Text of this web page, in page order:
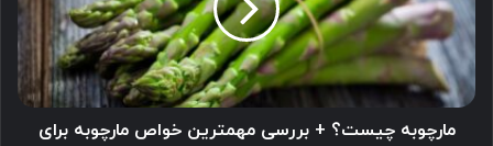
مهمترین
خواص
مارچوبه
برای
سلامتی
مارچوبه چیست؟ + بررسی مهمترین خواص مارچوبه برای